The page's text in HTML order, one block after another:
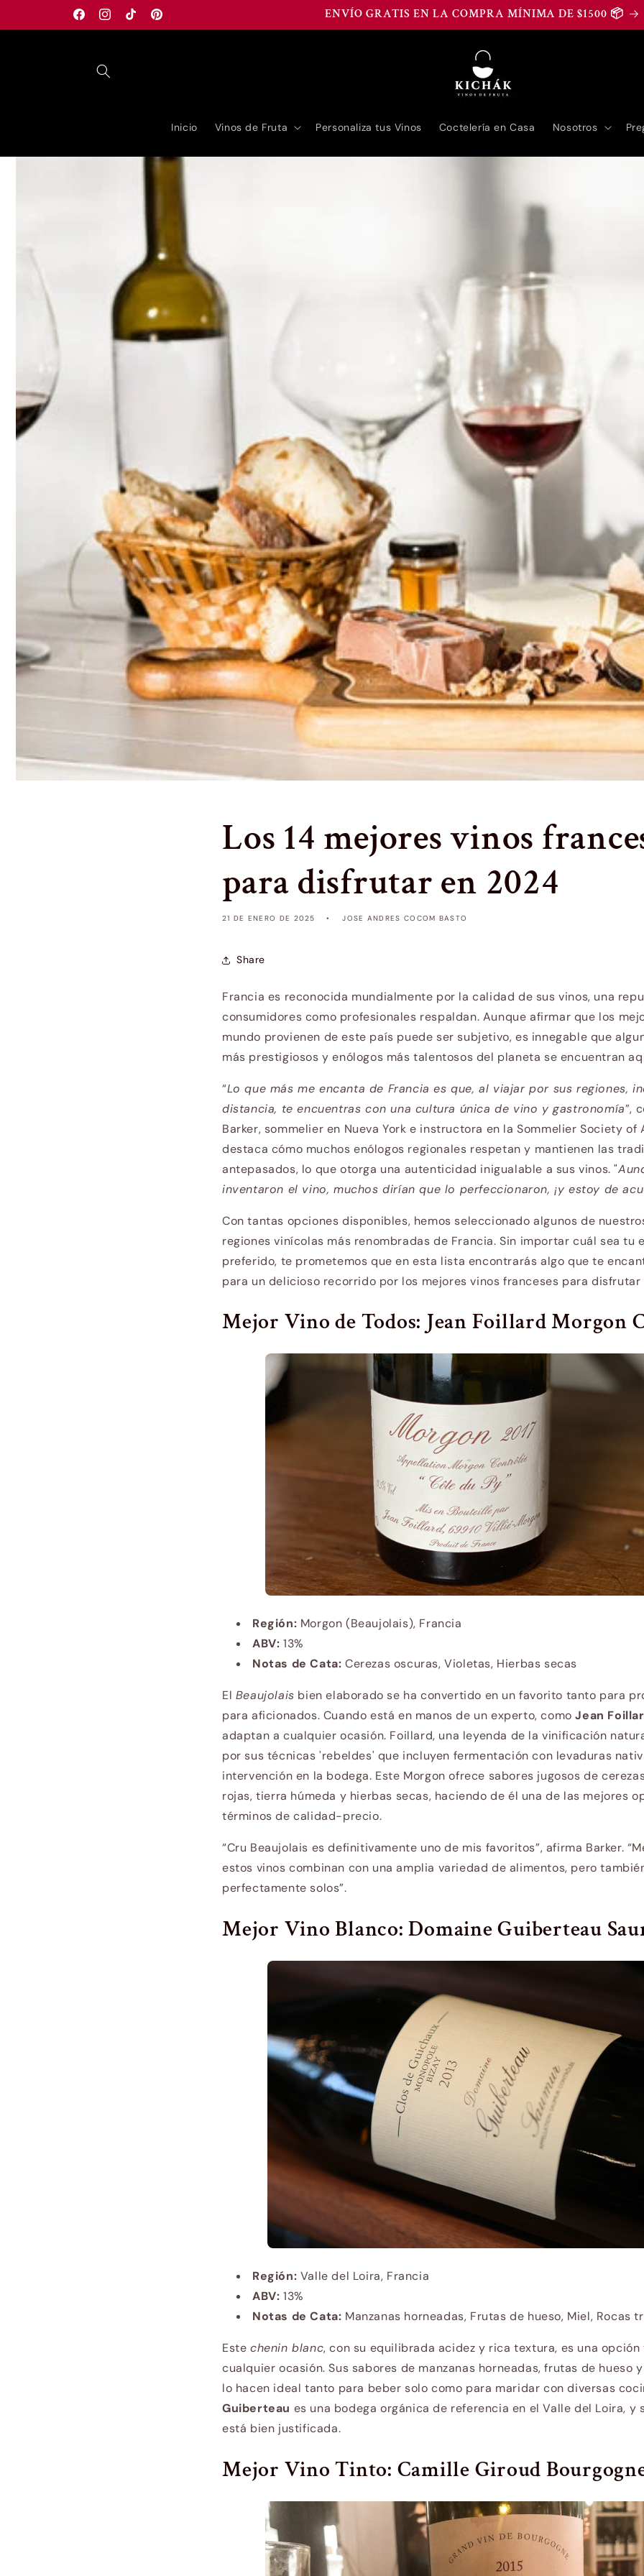
directamente
al contenido
FacebookInstagramTikTokPinterest
ENVÍO GRATIS EN LA COMPRA MÍNIMA DE $1500 📦
Inicio Vinos de Fruta Personaliza tus Vinos Coctelería en Casa Nosotros
Los 14 mejores vinos
para disfrutar en 2024
21 DE ENERO DE 2025 JOSE ANDRES COCOM BASTO
Share
Francia es reconocida mundialmente por la calidad de sus vinos, una
consumidores como profesionales respaldan. Aunque afirmar que los
mundo provienen de este país puede ser subjetivo, es innegable que
más prestigiosos y enólogos más talentosos del planeta se encuentran
“Lo que más me encanta de Francia es que, al viajar por sus regiones,
distancia, te encuentras con una cultura única de vino y gastronomía”,
Barker, sommelier en Nueva York e instructora en la Sommelier Society of
destaca cómo muchos enólogos regionales respetan y mantienen las
antepasados, lo que otorga una autenticidad inigualable a sus vinos. "
inventaron el vino, muchos dirían que lo perfeccionaron, ¡y estoy de
Con tantas opciones disponibles, hemos seleccionado algunos de
regiones vinícolas más renombradas de Francia. Sin importar cuál sea tu
preferido, te prometemos que en esta lista encontrarás algo que te
para un delicioso recorrido por los mejores vinos franceses para disfrutar
Mejor Vino de Todos: Jean Foillard Morgon
Región: Morgon (Beaujolais), Francia
ABV: 13%
Notas de Cata: Cerezas oscuras, Violetas, Hierbas secas
El Beaujolais bien elaborado se ha convertido en un favorito tanto para
para aficionados. Cuando está en manos de un experto, comoJean
adaptan a cualquier ocasión. Foillard, una leyenda de la vinificación
por sus técnicas 'rebeldes' que incluyen fermentación con levaduras
intervención en la bodega. Este Morgon ofrece sabores jugosos de
rojas, tierra húmeda y hierbas secas, haciendo de él una de las mejores
términos de calidad-precio.
“Cru Beaujolais es definitivamente uno de mis favoritos”, afirma Barker.
estos vinos combinan con una amplia variedad de alimentos, pero
perfectamente solos”.
Mejor Vino Blanco: Domaine Guiberteau
Región: Valle del Loira, Francia
ABV: 13%
Notas de Cata: Manzanas horneadas, Frutas de hueso, Miel, Rocas
Este chenin blanc, con su equilibrada acidez y rica textura, es una
cualquier ocasión. Sus sabores de manzanas horneadas, frutas de hueso
lo hacen ideal tanto para beber solo como para maridar con diversas
Guiberteau es una bodega orgánica de referencia en el Valle del Loira, y
está bien justificada.
Mejor Vino Tinto: Camille Giroud